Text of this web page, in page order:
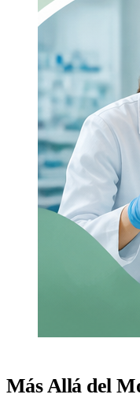
Más Allá del